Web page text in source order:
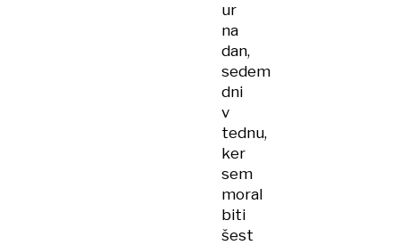
ur
na
dan,
sedem
dni
v
tednu,
ker
sem
moral
biti
šest